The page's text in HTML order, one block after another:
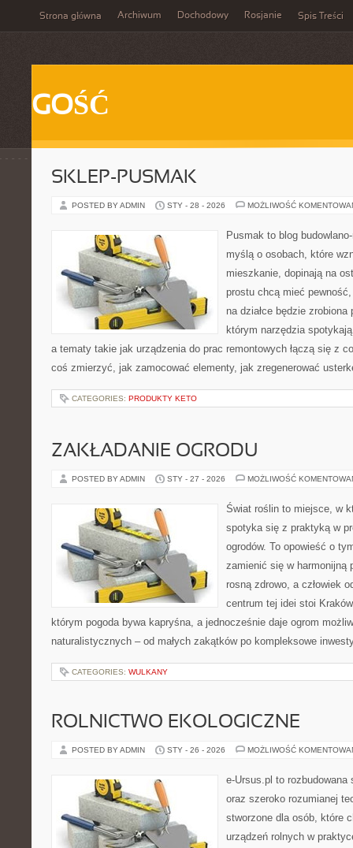
Strona główna Archiwum Dochodowy Rosjanie Spis Treści
GOŚĆ
SKLEP-PUSMAK
POSTED BY ADMIN STY - 28 - 2026 MOŻLIWOŚĆ
Pusmak to blog
myślą o osobach, które
mieszkanie, dopinają na
prostu chcą mieć
na działce będzie
którym narzędzia
a tematy takie jak urządzenia do prac remontowych łączą się z
coś zmierzyć, jak zamocować elementy, jak zregenerować
CATEGORIES: PRODUKTY KETO
ZAKŁADANIE OGRODU
POSTED BY ADMIN STY - 27 - 2026 MOŻLIWOŚĆ
Świat roślin to miejsce, w
spotyka się z praktyką w
ogrodów. To opowieść o
zamienić się w harmonijną
rosną zdrowo, a człowiek
centrum tej idei stoi
którym pogoda bywa kapryśna, a jednocześnie daje ogrom
naturalistycznych – od małych zakątków po kompleksowe
CATEGORIES: WULKANY
ROLNICTWO EKOLOGICZNE
POSTED BY ADMIN STY - 26 - 2026 MOŻLIWOŚĆ
e-Ursus.pl to rozbudowana
oraz szeroko rozumianej
stworzone dla osób, które
urządzeń rolnych w